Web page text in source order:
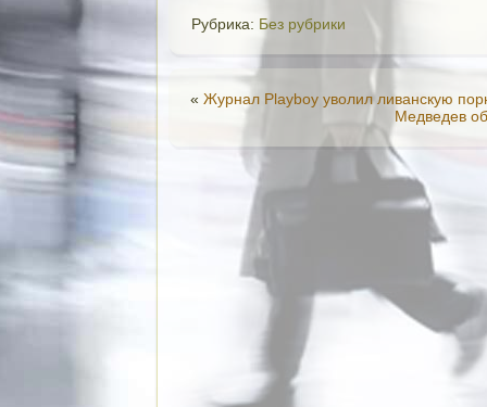
Рубрика: Без рубрики
« Журнал Playboy уволил ливанскую
Медведев